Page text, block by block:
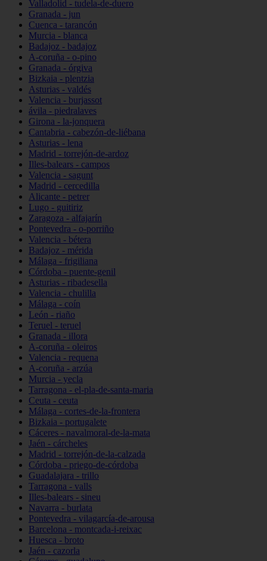
Valladolid - tudela-de-duero
Granada - jun
Cuenca - tarancón
Murcia - blanca
Badajoz - badajoz
A-coruña - o-pino
Granada - órgiva
Bizkaia - plentzia
Asturias - valdés
Valencia - burjassot
ávila - piedralaves
Girona - la-jonquera
Cantabria - cabezón-de-liébana
Asturias - lena
Madrid - torrejón-de-ardoz
Illes-balears - campos
Valencia - sagunt
Madrid - cercedilla
Alicante - petrer
Lugo - guitiriz
Zaragoza - alfajarín
Pontevedra - o-porriño
Valencia - bétera
Badajoz - mérida
Málaga - frigiliana
Córdoba - puente-genil
Asturias - ribadesella
Valencia - chulilla
Málaga - coín
León - riaño
Teruel - teruel
Granada - illora
A-coruña - oleiros
Valencia - requena
A-coruña - arzúa
Murcia - yecla
Tarragona - el-pla-de-santa-maria
Ceuta - ceuta
Málaga - cortes-de-la-frontera
Bizkaia - portugalete
Cáceres - navalmoral-de-la-mata
Jaén - cárcheles
Madrid - torrejón-de-la-calzada
Córdoba - priego-de-córdoba
Guadalajara - trillo
Tarragona - valls
Illes-balears - sineu
Navarra - burlata
Pontevedra - vilagarcía-de-arousa
Barcelona - montcada-i-reixac
Huesca - broto
Jaén - cazorla